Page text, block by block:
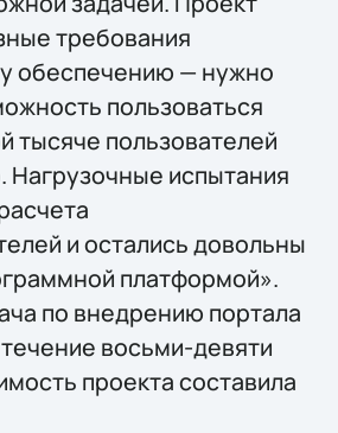
требования
обеспечению — нужно
пользоваться
тысяче пользователей
испытания
и остались довольны
платформой».
по внедрению портала
восьми-девяти
проекта составила